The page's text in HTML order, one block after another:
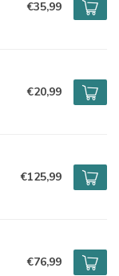
€35,99
€20,99
€125,99
€76,99